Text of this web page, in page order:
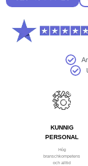
KUNNIG
PERSONAL
Hög
branschkompetens
och alltid